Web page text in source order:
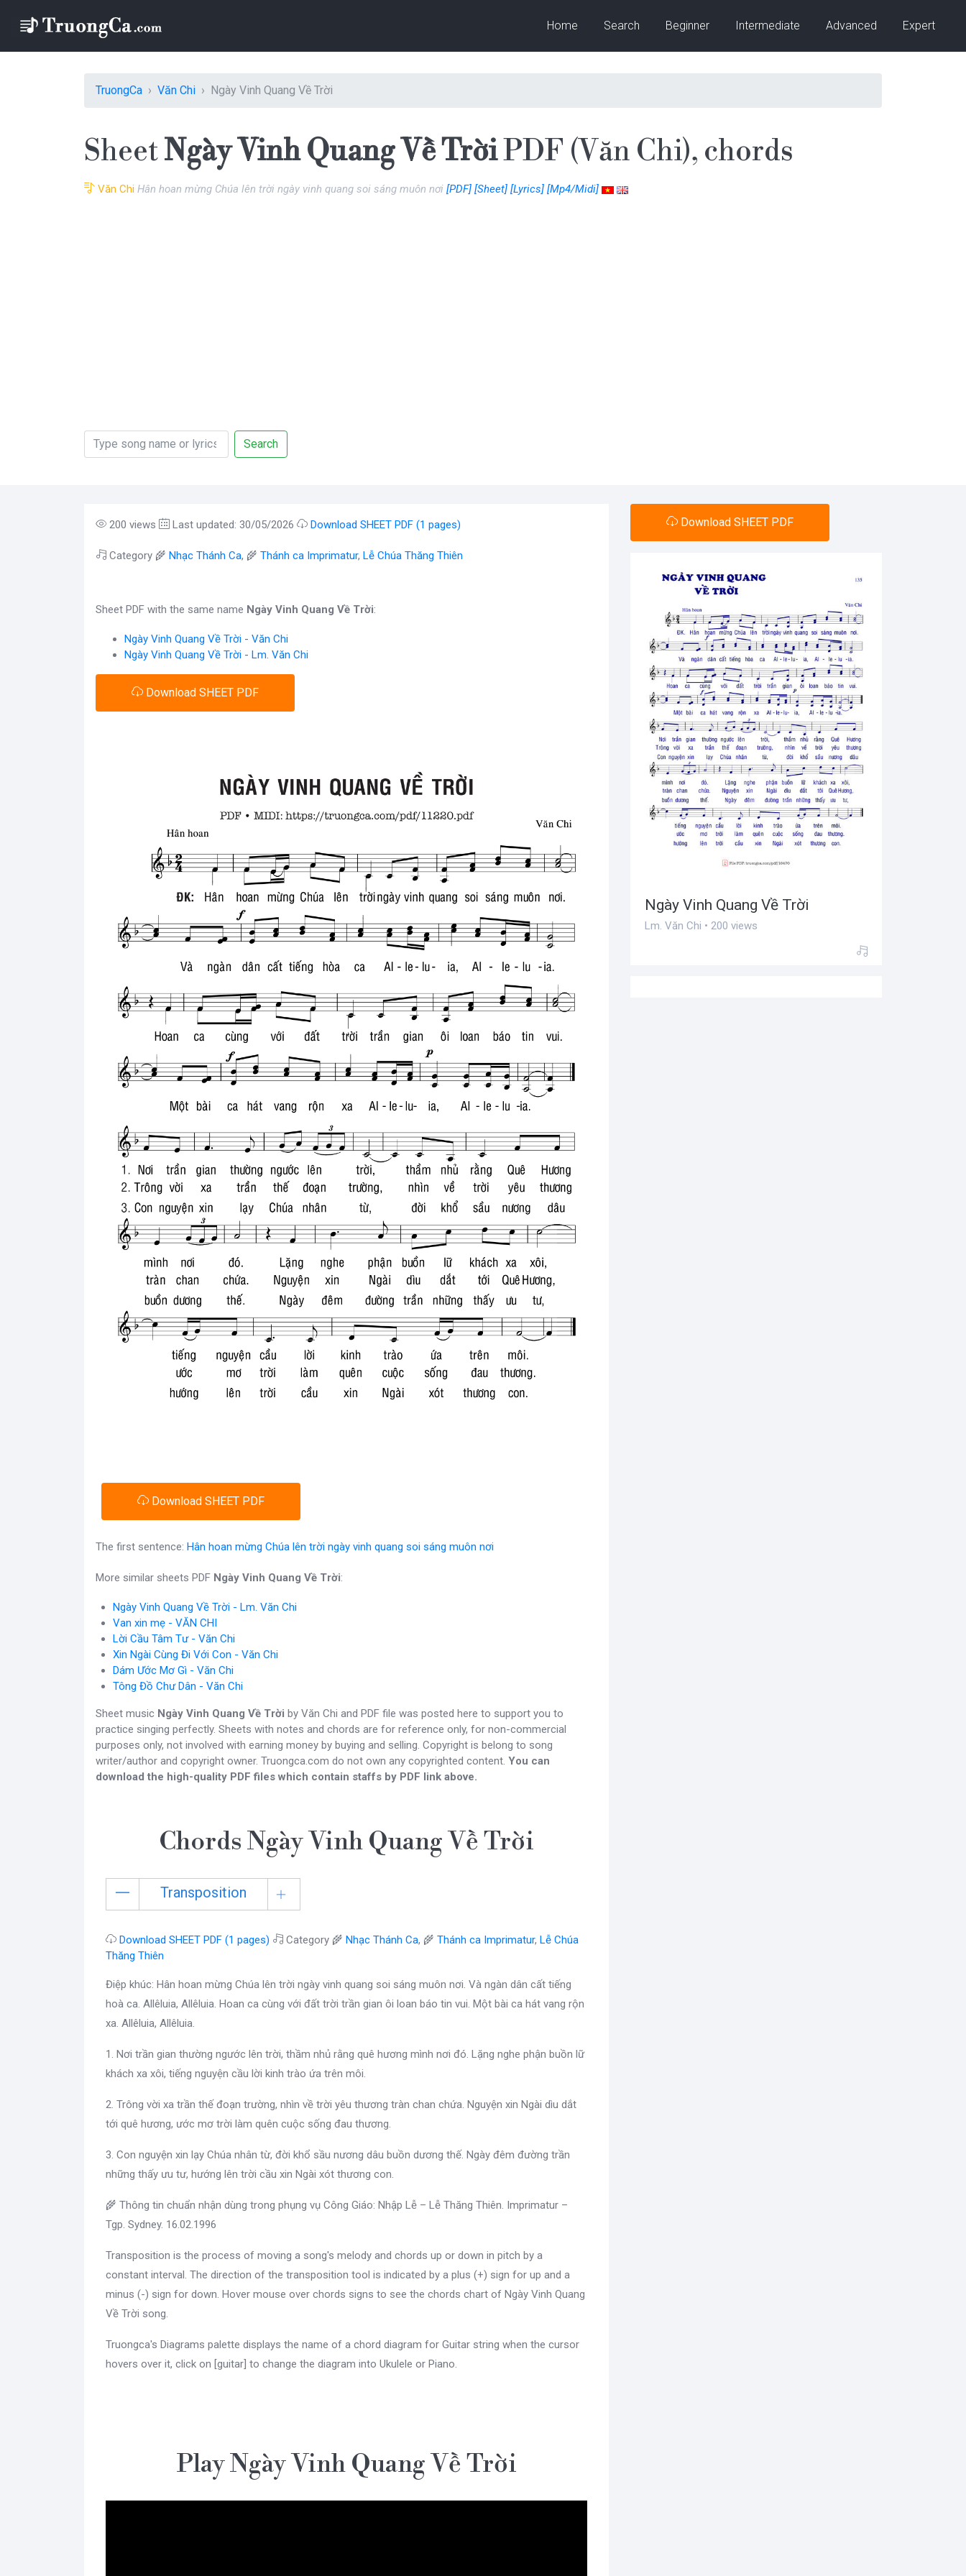
Home Search Beginner Intermediate Advanced Expert
TruongCa Văn Chi Ngày Vinh Quang Về Trời
SheetNgày Vinh Quang Về TrờiPDF (Văn Chi), chords
Văn Chi Hân hoan mừng Chúa lên trời ngày vinh quang soi sáng muôn nơi [PDF] [Sheet] [Lyrics] [Mp4/Midi]
Search
200 views Last updated: 30/05/2026 Download SHEET PDF (1 pages)
Category 🌾 Nhạc Thánh Ca, 🌾 Thánh ca Imprimatur, Lễ Chúa Thăng Thiên
Sheet PDF with the same name Ngày Vinh Quang Về Trời:
Ngày Vinh Quang Về Trời - Văn Chi
Ngày Vinh Quang Về Trời - Lm. Văn Chi
Download SHEET PDF
Download SHEET PDF
The first sentence: Hân hoan mừng Chúa lên trời ngày vinh quang soi sáng muôn nơi
More similar sheets PDF Ngày Vinh Quang Về Trời:
Ngày Vinh Quang Về Trời - Lm. Văn Chi
Van xin mẹ - VĂN CHI
Lời Cầu Tâm Tư - Văn Chi
Xin Ngài Cùng Đi Với Con - Văn Chi
Dám Ước Mơ Gì - Văn Chi
Tông Đồ Chư Dân - Văn Chi
Sheet music Ngày Vinh Quang Về Trời by Văn Chi and PDF file was posted here to support you to
practice singing perfectly. Sheets with notes and chords are for reference only, for non-commercial
purposes only, not involved with earning money by buying and selling. Copyright is belong to song
writer/author and copyright owner. Truongca.com do not own any copyrighted content. You can
download the high-quality PDF files which contain staffs by PDF link above.
Chords Ngày Vinh Quang Về Trời
Transposition
Download SHEET PDF (1 pages) Category 🌾 Nhạc Thánh Ca, 🌾 Thánh ca Imprimatur, Lễ Chúa
Thăng Thiên
Điệp khúc: Hân hoan mừng Chúa lên trời ngày vinh quang soi sáng muôn nơi. Và ngàn dân cất tiếng
hoà ca. Allêluia, Allêluia. Hoan ca cùng với đất trời trần gian ôi loan báo tin vui. Một bài ca hát vang rộn
xa. Allêluia, Allêluia.
1. Nơi trần gian thường ngước lên trời, thầm nhủ rằng quê hương mình nơi đó. Lặng nghe phận buồn lữ
khách xa xôi, tiếng nguyện cầu lời kinh trào ứa trên môi.
2. Trông vời xa trần thế đoạn trường, nhìn về trời yêu thương tràn chan chứa. Nguyện xin Ngài dìu dắt
tới quê hương, ước mơ trời làm quên cuộc sống đau thương.
3. Con nguyện xin lạy Chúa nhân từ, đời khổ sầu nương dâu buồn dương thế. Ngày đêm đường trần
những thấy ưu tư, hướng lên trời cầu xin Ngài xót thương con.
🌾 Thông tin chuẩn nhận dùng trong phụng vụ Công Giáo: Nhập Lễ – Lễ Thăng Thiên. Imprimatur –
Tgp. Sydney. 16.02.1996
Transposition is the process of moving a song's melody and chords up or down in pitch by a
constant interval. The direction of the transposition tool is indicated by a plus (+) sign for up and a
minus (-) sign for down. Hover mouse over chords signs to see the chords chart of Ngày Vinh Quang
Về Trời song.
Truongca's Diagrams palette displays the name of a chord diagram for Guitar string when the cursor
hovers over it, click on [guitar] to change the diagram into Ukulele or Piano.
Play Ngày Vinh Quang Về Trời
Download SHEET PDF
Ngày Vinh Quang Về Trời
Lm. Văn Chi • 200 views